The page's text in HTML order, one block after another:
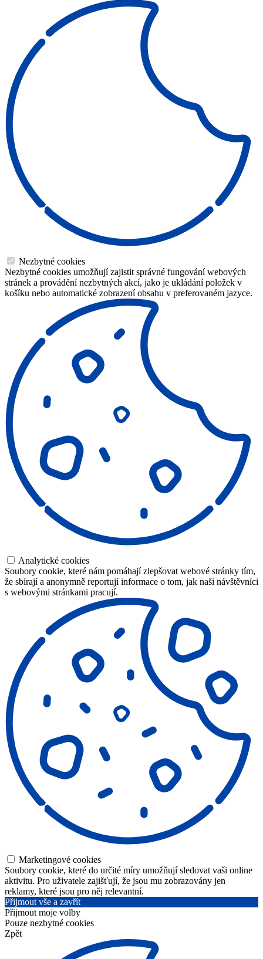
Nezbytné cookies
Nezbytné cookies umožňují zajistit správné fungování webových
stránek a provádění nezbytných akcí, jako je ukládání položek v
košíku nebo automatické zobrazení obsahu v preferovaném jazyce.
Analytické cookies
Soubory cookie, které nám pomáhají zlepšovat webové stránky tím,
že sbírají a anonymně reportují informace o tom, jak naši návštěvníci
s webovými stránkami pracují.
Marketingové cookies
Soubory cookie, které do určité míry umožňují sledovat vaši online
aktivitu. Pro uživatele zajišťují, že jsou mu zobrazovány jen
reklamy, které jsou pro něj relevantní.
Přijmout vše a zavřít
Přijmout moje volby
Pouze nezbytné cookies
Zpět